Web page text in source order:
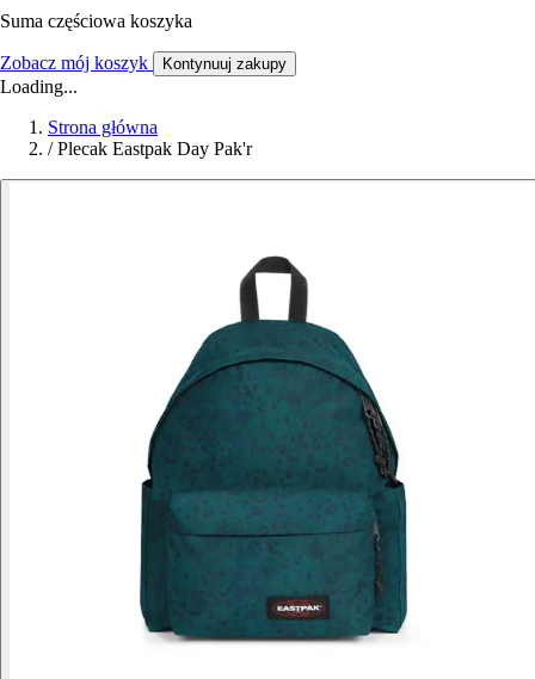
Suma częściowa koszyka
Zobacz mój koszyk Kontynuuj zakupy
Loading...
Strona główna
/ Plecak Eastpak Day Pak'r